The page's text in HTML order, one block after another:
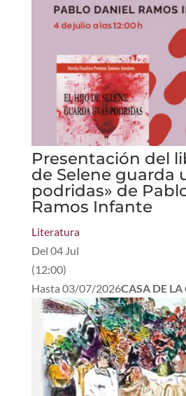
Presentación del
de Selene guarda
podridas» de
Ramos Infante
Literatura
Del 04 Jul
(12:00)
Hasta 03/07/2026CASA DE